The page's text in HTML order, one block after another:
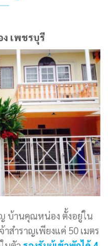
เพชรบุรี
บ้านคุณหน่อง ตั้งอยู่ใน
าสำราญเพียงแค่ 50 เมตร